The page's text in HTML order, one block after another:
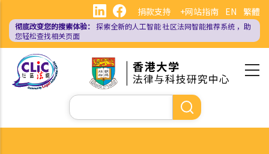
主
EN 繁體
捐款支持 +网站指南
彻底改变您的搜索体验： 探索全新的人工智能社区法网智能推荐系统 ，助
您轻松查找相关页面
搜
索